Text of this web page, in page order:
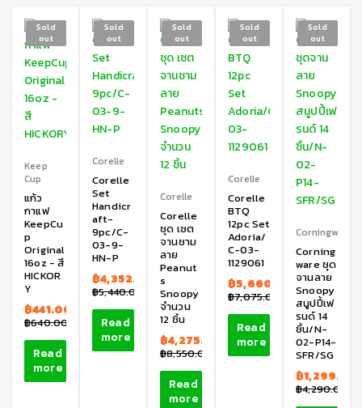
Sold
out
Keep
Cup
แก้ว
กาแฟ
KeepCu
p
Original
16oz - สี
HICKOR
Y
฿640.00
฿441.00
Read
more
Sold
out
Corelle
Corelle
Set
Handicr
aft-
9pc/C-
03-9-
HN-P
฿5,440.00
฿4,352.00
Read
more
Sold
out
Corelle
Corelle
ชุด เซต
จานชาม
ลาย
Peanut
s
Snoopy
จำนวน
12 ชิ้น
฿8,550.00
฿4,275.00
Read
more
Sold
out
Corelle
Corelle
BTQ
12pc Set
Adoria/
C-03-
1129061
฿7,075.00
฿5,660.00
Read
more
Sold
out
Corningware
Corning
ware ชุด
จานลาย
Snoopy
สนูปปี้เฟ
รนด์ 14
ชิ้น/N-
02-P14-
SFR/SG
฿4,290.00
฿1,299.00